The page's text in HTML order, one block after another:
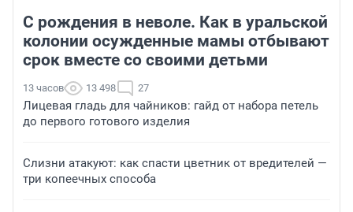
С рождения в неволе. Как в уральской
колонии осужденные мамы отбывают
срок вместе со своими детьми
13 часов 13 498 27
Лицевая гладь для чайников: гайд от набора петель
до первого готового изделия
Слизни атакуют: как спасти цветник от вредителей —
три копеечных способа